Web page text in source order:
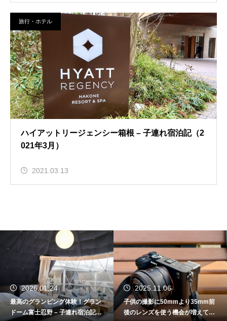
旅行・ホテル
ハイアットリージェンシー箱根 – 子連れ宿泊記（2
021年3月）
2021.03.13
2026.01.24
最高のグランピング体験！グラン
ドーム富士忍野 – 子連れ宿泊記
2025.11.06
子供の撮影に50mmより35mm前
後のレンズを使う機会が増えてき